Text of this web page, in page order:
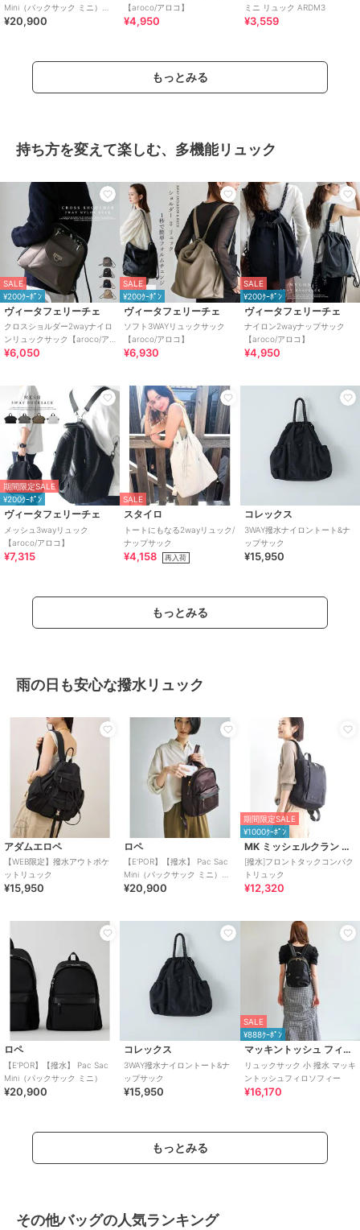
Mini（パックサック ミニ）
【26AW/新型】/一部WEB
¥20,900
【aroco/アロコ】
¥4,950
ミニ リュック ARDM3
¥3,559
もっとみる
持ち方を変えて楽しむ、多機能リュック
SALE
¥200ｸｰﾎﾟﾝ
ヴィータフェリーチェ
クロスショルダー2wayナイロ
ンリュックサック【aroco/ア
ロコ】
¥6,050
SALE
¥200ｸｰﾎﾟﾝ
ヴィータフェリーチェ
ソフト3WAYリュックサック
【aroco/アロコ】
¥6,930
SALE
¥200ｸｰﾎﾟﾝ
ヴィータフェリーチェ
ナイロン2wayナップサック
【aroco/アロコ】
¥4,950
期間限定SALE
¥200ｸｰﾎﾟﾝ
ヴィータフェリーチェ
メッシュ3wayリュック
【aroco/アロコ】
¥7,315
SALE
スタイロ
トートにもなる2wayリュック/
ナップサック
¥4,158 再入荷
コレックス
3WAY撥水ナイロントート&ナ
ップサック
¥15,950
もっとみる
雨の日も安心な撥水リュック
アダムエロペ
【WEB限定】撥水アウトポケ
ットリュック
¥15,950
ロペ
【E'POR】【撥水】 Pac Sac
Mini（パックサック ミニ）
【26AW/新型】/一部WEB
¥20,900
期間限定SALE
¥1000ｸｰﾎﾟﾝ
MK ミッシェルクラン バッグ
[撥水]フロントタックコンパク
トリュック
¥12,320
ロペ
【E'POR】【撥水】 Pac Sac
Mini（パックサック ミニ）
¥20,900
コレックス
3WAY撥水ナイロントート&ナ
ップサック
¥15,950
SALE
¥888ｸｰﾎﾟﾝ
マッキントッシュ フィロソフィー
リュックサック 小 撥水 マッキ
ントッシュフィロソフィー
¥16,170
もっとみる
その他バッグの人気ランキング